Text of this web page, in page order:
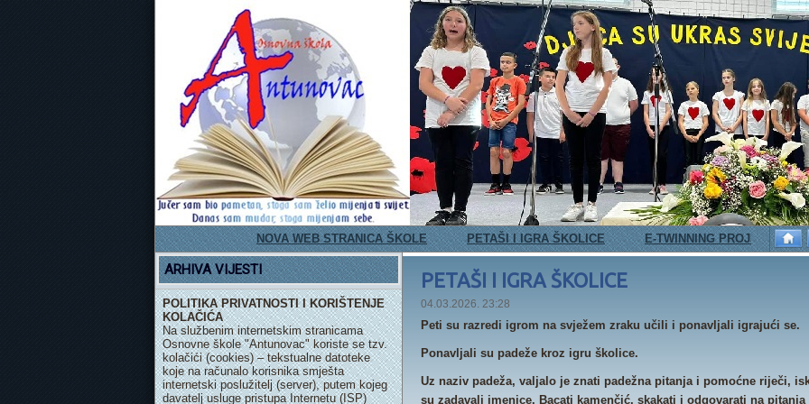
NOVA WEB STRANICA ŠKOLE PETAŠI I IGRA ŠKOLICE E-TWINNING PROJEKTI DAN
ARHIVA VIJESTI
POLITIKA PRIVATNOSTI I KORIŠTENJE
KOLAČIĆA
Na službenim internetskim stranicama
Osnovne škole "Antunovac" koriste se tzv.
kolačići (cookies) – tekstualne datoteke
koje na računalo korisnika smješta
internetski poslužitelj (server), putem kojeg
davatelj usluge pristupa Internetu (ISP)
PETAŠI I IGRA ŠKOLICE
04.03.2026. 23:28
Peti su razredi igrom na svježem zraku učili i ponavljali igrajući se.
Ponavljali su padeže kroz igru školice.
Uz naziv padeža, valjalo je znati padežna pitanja i pomoćne riječi,
su zadavali imenice. Bacati kamenčić, skakati i odgovarati na